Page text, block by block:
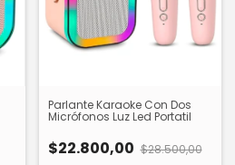
Parlante Karaoke Con Dos
Micrófonos Luz Led Portatil
$22.800,00 $28.500,00